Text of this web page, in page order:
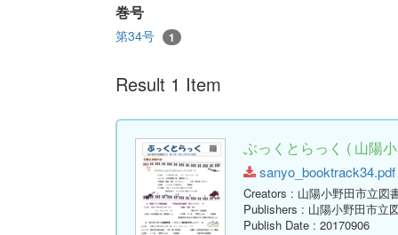
巻号
第34号 1
Result 1 Item
ぶっくとらっく ( 山陽
Creators : 山陽小野田市立図
Publishers : 山陽小野田市立
Publish Date : 20170906